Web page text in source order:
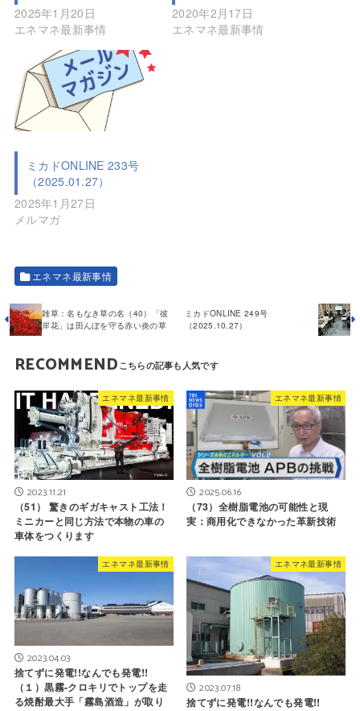
2025年1月20日
エネマネ最新事情
2020年2月17日
エネマネ最新事情
ミカドONLINE 233号
（2025.01.27）
2025年1月27日
メルマガ
エネマネ最新事情
ミカドONLINE 249号
（2025.10.27）
雑草：名もなき草の名（40）「彼
岸花」は田んぼを守る赤い炎の草
RECOMMEND
エネマネ最新事情
2023.11.21
（51） 驚きのギガキャスト工法！
ミニカーと同じ方法で本物の車の
車体をつくります
エネマネ最新事情
2025.06.16
（73）全樹脂電池の可能性と現
実：商用化できなかった革新技術
エネマネ最新事情
2023.04.03
捨てずに発電!!なんでも発電!!
（１）黒霧-クロキリでトップを走
る焼酎最大手「霧島酒造」が取り
エネマネ最新事情
2023.07.18
捨てずに発電!!なんでも発電!!